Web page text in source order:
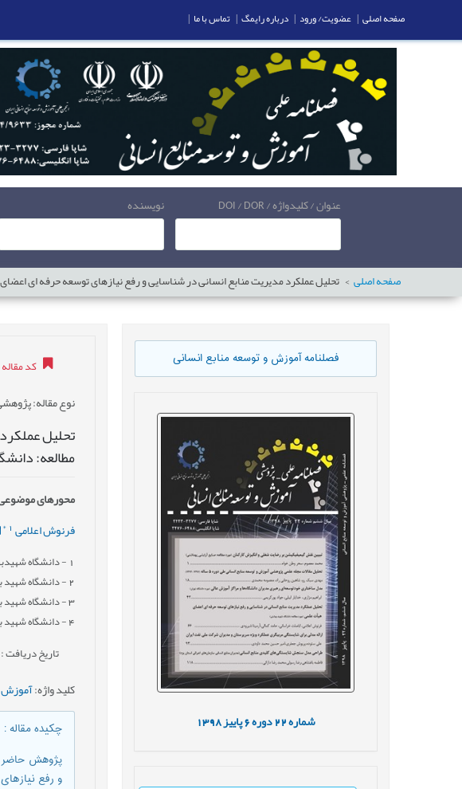
عنوان / کلیدواژه / DOI / DOR نویسنده
صفحه اصلی تحلیل عملکرد مدیریت منابع انسانی در شناسایی و رفع نیازهای توسعه حرفه ای
فصلنامه آموزش و توسعه منابع انسانی
شماره دوره پاییز1398
کد مقاله
نوع مقاله:
تحلیل
مطالعه:
محورهای
فرنوش اعلامی 1
*
1 - دانشگاه
2- دانشگاه
3- دانشگاه
4- دانشگاه
تاریخ دریافت : 1398/11/02
کلید واژه:آموزش
چکیده مقاله:
پژوهش حاضر
صفحه اصلی | عضویت/ ورود | درباره رایمگ | تماس با ما |